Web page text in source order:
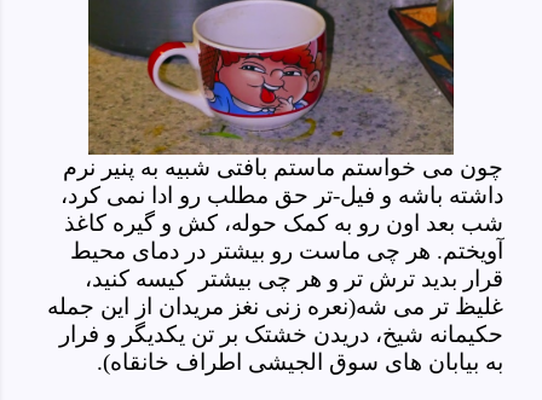
چون می خواستم ماستم بافتی شبیه به پنیر نرم
داشته باشه و فیل-تر حق مطلب رو ادا نمی کرد،
شب بعد اون رو به کمک حوله، کش و گیره کاغذ
آویختم. هر چی ماست رو بیشتر در دمای محیط
قرار بدید ترش تر و هر چی بیشتر
کیسه کنید،
غلیظ تر می شه(نعره زنی نغز مریدان از این جمله
حکیمانه شیخ، دریدن خشتک بر تن یکدیگر و فرار
به بیابان های سوق الجیشی اطراف خانقاه).